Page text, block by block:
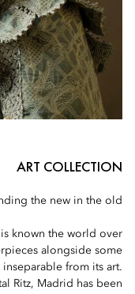
ART COLLECTION
the new in the old.
is known the world over
alongside some
inseparable from its art.
Ritz, Madrid has been